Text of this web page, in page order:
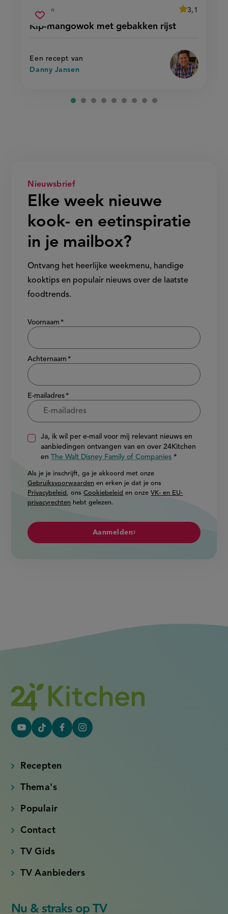
Kip-mangowok met gebakken rijst
voorbereidingstijd
60 min
average
3,1
Beoordeel
met
rijst'
Een recept van
Danny Jansen
Sla
recept
kip-
mangowok
met
rijst
Nieuwsbrief
Elke week nieuwe
kook- en eetinspiratie
in je mailbox?
Ontvang het heerlijke weekmenu, handige
kooktips en populair nieuws over de laatste
foodtrends.
Show/hide
Voornaam
Achternaam
E-mailadres
Ja, ik wil per e-mail voor mij relevant nieuws en
aanbiedingen ontvangen van en over 24Kitchen
enThe Walt Disney Family of Companies
Als je je inschrijft, ga je akkoord met onze
Gebruiksvoorwaarden en erken je dat je ons
Privacybeleid , onsCookiebeleid en onzeVK- en EU-
privacyrechten hebt gelezen.
Aanmelden
YouTube
link)
Tiktok
link)
FacebookInstagram
Recepten
Thema's
Populair
Contact
TV Gids
TV Aanbieders
Nu & straks op TV